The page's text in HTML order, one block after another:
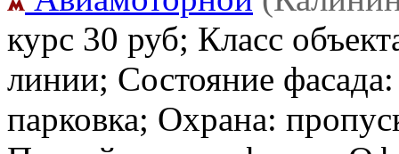
курс 30 руб; Класс
линии; Состояние
парковка; Охрана: